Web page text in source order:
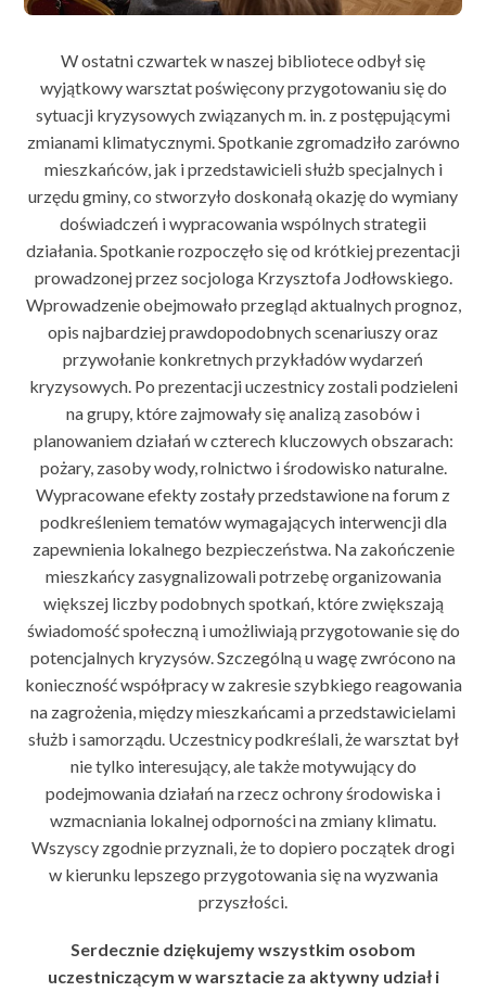
W ostatni czwartek w naszej bibliotece odbył się
wyjątkowy warsztat poświęcony przygotowaniu się do
sytuacji kryzysowych związanych m. in. z postępującymi
zmianami klimatycznymi. Spotkanie zgromadziło zarówno
mieszkańców, jak i przedstawicieli służb specjalnych i
urzędu gminy, co stworzyło doskonałą okazję do wymiany
doświadczeń i wypracowania wspólnych strategii
działania. Spotkanie rozpoczęło się od krótkiej prezentacji
prowadzonej przez socjologa Krzysztofa Jodłowskiego.
Wprowadzenie obejmowało przegląd aktualnych prognoz,
opis najbardziej prawdopodobnych scenariuszy oraz
przywołanie konkretnych przykładów wydarzeń
kryzysowych. Po prezentacji uczestnicy zostali podzieleni
na grupy, które zajmowały się analizą zasobów i
planowaniem działań w czterech kluczowych obszarach:
pożary, zasoby wody, rolnictwo i środowisko naturalne.
Wypracowane efekty zostały przedstawione na forum z
podkreśleniem tematów wymagających interwencji dla
zapewnienia lokalnego bezpieczeństwa. Na zakończenie
mieszkańcy zasygnalizowali potrzebę organizowania
większej liczby podobnych spotkań, które zwiększają
świadomość społeczną i umożliwiają przygotowanie się do
potencjalnych kryzysów. Szczególną u wagę zwrócono na
konieczność współpracy w zakresie szybkiego reagowania
na zagrożenia, między mieszkańcami a przedstawicielami
służb i samorządu. Uczestnicy podkreślali, że warsztat był
nie tylko interesujący, ale także motywujący do
podejmowania działań na rzecz ochrony środowiska i
wzmacniania lokalnej odporności na zmiany klimatu.
Wszyscy zgodnie przyznali, że to dopiero początek drogi
w kierunku lepszego przygotowania się na wyzwania
przyszłości.
Serdecznie dziękujemy wszystkim osobom
uczestniczącym w warsztacie za aktywny udział i